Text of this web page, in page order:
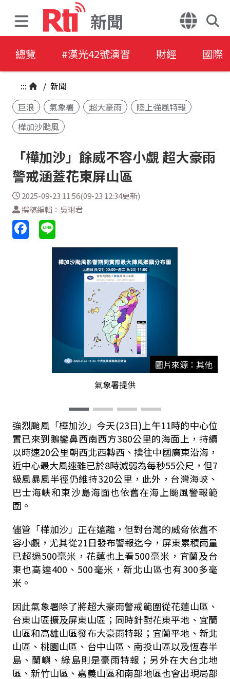
新聞
總覽 #漢光42號演習 財經 國際
::: / 新聞
巨浪
氣象署 超大豪雨
陸上強風特報
樺加沙颱風
「樺加沙」餘威不容小覷 超大豪雨
警戒涵蓋花東屏山區
2025-09-23 11:56(09-23 12:34更新)
撰稿編輯：吳琍君
圖片來源：其他
氣象署提供
強烈颱風「樺加沙」今天(23日) 上午11時的中心位
置已來到鵝鑾鼻西南西方380公里的海面上，持續
以時速20公里朝西北西轉西、撲往中國廣東沿海，
近中心最大風速雖已於8時減弱為每秒55公尺，但7
級風暴風半徑仍維持320公里，此外，台灣海峽、
巴士海峽和東沙島海面也依舊在海上颱風警報範
圍。
儘管「樺加沙」正在遠離，但對台灣的威脅依舊不
容小覷，尤其從21日發布警報迄今，屏東累積雨量
已超過500毫米，花蓮也上看500毫米，宜蘭及台
東也高達400 、 500毫米，新北山區也有300多毫
米。
因此氣象署除了將超大豪雨警戒範圍從花蓮山區、
台東山區擴及屏東山區；同時針對花東平地、宜蘭
山區和高雄山區發布大豪雨特報；宜蘭平地、新北
山區、桃園山區、台中山區、南投山區以及恆春半
島、蘭嶼、綠島則是豪雨特報；另外在大台北地
區、新竹山區、嘉義山區和南部地區也會出現局部